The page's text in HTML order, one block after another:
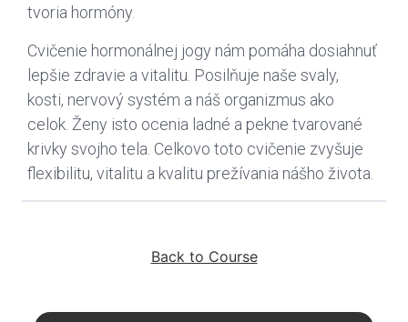
tvoria hormóny.
Cvičenie hormonálnej jogy nám pomáha dosiahnuť
lepšie zdravie a vitalitu. Posilňuje naše svaly,
kosti, nervový systém a náš organizmus ako
celok. Ženy isto ocenia ladné a pekne tvarované
krivky svojho tela. Celkovo toto cvičenie zvyšuje
flexibilitu, vitalitu a kvalitu prežívania nášho života.
Back to Course